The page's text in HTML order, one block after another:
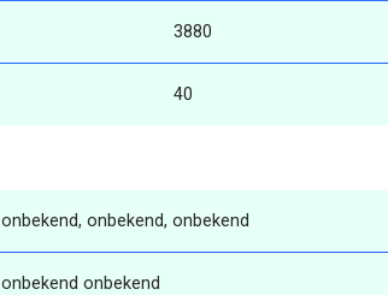
3880
40
onbekend, onbekend, onbekend
onbekend onbekend